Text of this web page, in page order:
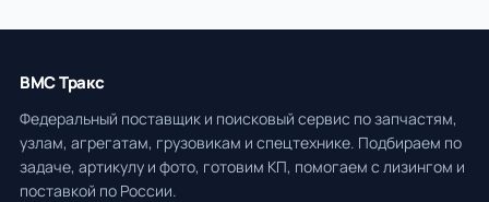
ВМС Тракс
Федеральный поставщик и поисковый сервис по запчастям,
узлам, агрегатам, грузовикам и спецтехнике. Подбираем по
задаче, артикулу и фото, готовим КП, помогаем с лизингом и
поставкой по России.